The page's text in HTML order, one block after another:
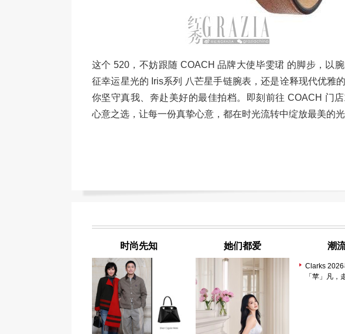
这个 520，不妨跟随 COACH 品牌大使毕雯珺 的脚步，以
征幸运星光的 Iris系列 八芒星手链腕表，还是诠释现代优雅
你坚守真我、奔赴美好的最佳拍档。即刻前往 COACH 门
心意之选，让每一份真挚心意，都在时光流转中绽放最美的光
时尚先知 她们都爱 潮
Clarks
「苹」凡，